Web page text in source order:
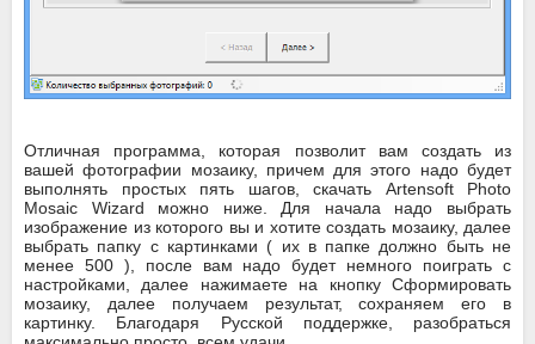
Отличная программа, которая позволит вам создать из
вашей фотографии мозаику, причем для этого надо будет
выполнять простых пять шагов, скачать Artensoft Photo
Mosaic Wizard можно ниже. Для начала надо выбрать
изображение из которого вы и хотите создать мозаику, далее
выбрать папку с картинками ( их в папке должно быть не
менее 500 ), после вам надо будет немного поиграть с
настройками, далее нажимаете на кнопку Сформировать
мозаику, далее получаем результат, сохраняем его в
картинку. Благодаря Русской поддержке, разобраться